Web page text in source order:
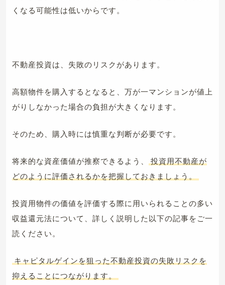
くなる可能性は低いからです。
不動産投資は、失敗のリスクがあります。
高額物件を購入するとなると、万が一マンションが値上
がりしなかった場合の負担が大きくなります。
そのため、購入時には慎重な判断が必要です。
将来的な資産価値が推察できるよう、
投資用不動産が
どのように評価されるかを把握しておきましょう。
投資用物件の価値を評価する際に用いられることの多い
収益還元法について、詳しく説明した以下の記事をご一
読ください。
キャピタルゲインを狙った不動産投資の失敗リスクを
抑えることにつながります。